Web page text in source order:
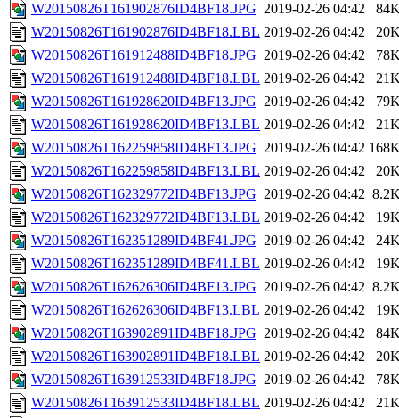
W20150826T161902876ID4BF18.JPG 2019-02-26 04:42
W20150826T161902876ID4BF18.LBL 2019-02-26 04:42
W20150826T161912488ID4BF18.JPG 2019-02-26 04:42
W20150826T161912488ID4BF18.LBL 2019-02-26 04:42
W20150826T161928620ID4BF13.JPG 2019-02-26 04:42
W20150826T161928620ID4BF13.LBL 2019-02-26 04:42
W20150826T162259858ID4BF13.JPG 2019-02-26 04:42
W20150826T162259858ID4BF13.LBL 2019-02-26 04:42
W20150826T162329772ID4BF13.JPG 2019-02-26 04:42
W20150826T162329772ID4BF13.LBL 2019-02-26 04:42
W20150826T162351289ID4BF41.JPG 2019-02-26 04:42
W20150826T162351289ID4BF41.LBL 2019-02-26 04:42
W20150826T162626306ID4BF13.JPG 2019-02-26 04:42
W20150826T162626306ID4BF13.LBL 2019-02-26 04:42
W20150826T163902891ID4BF18.JPG 2019-02-26 04:42
W20150826T163902891ID4BF18.LBL 2019-02-26 04:42
W20150826T163912533ID4BF18.JPG 2019-02-26 04:42
W20150826T163912533ID4BF18.LBL 2019-02-26 04:42